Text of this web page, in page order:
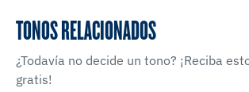
TONOS RELACIONADOS
¿Todavía no decide un tono? ¡Reciba
gratis!